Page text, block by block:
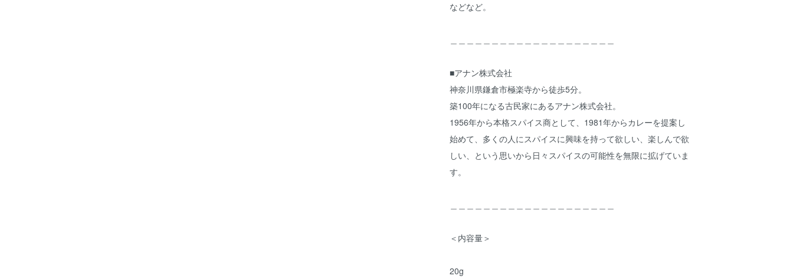
などなど。
■アナン株式会社
神奈川県鎌倉市極楽寺から徒歩5分。
築100年になる古民家にあるアナン株式会社。
1956年から本格スパイス商として、1981年からカレーを提案し
始めて、多くの人にスパイスに興味を持って欲しい、楽しんで欲
しい、という思いから日々スパイスの可能性を無限に拡げていま
す。
＜内容量＞
20g